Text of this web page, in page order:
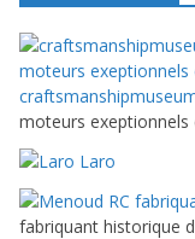
moteurs exeptionnels
Laro
fabriquant historique